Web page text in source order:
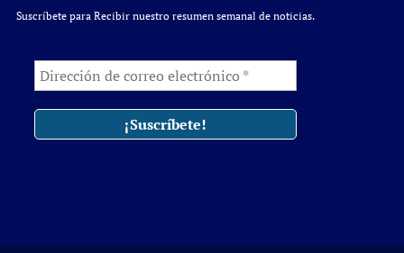
Suscríbete para Recibir nuestro resumen semanal de noticias.